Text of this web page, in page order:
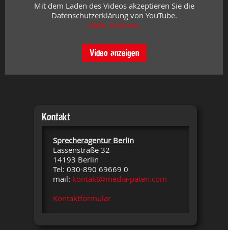
Mit dem Laden des Videos akzeptieren Sie die
Datenschutzerklärung von YouTube.
Mehr erfahren
Video anzeigen
Kontakt
Sprecheragentur Berlin
Lassenstraße 32
14193 Berlin
Tel: 030-890 69669 0
mail: kontakt@media-paten.com
Kontaktformular